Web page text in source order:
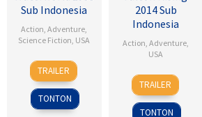
Sub Indonesia
Action,Adventure,
Science Fiction, USA
28
Jul
1995
Kevin
Reynolds
TRAILER
TONTON
2014 Sub
Indonesia
Action,Adventure,
USA
5
Sep
2014
Ernie
Barbarash
TRAILER
TONTON